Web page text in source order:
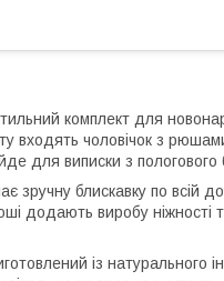
комплект для
входять чоловічок з
для виписки з
зручну блискавку по
додають виробу ніжності
із натурального